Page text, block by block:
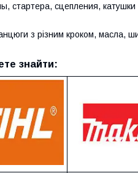
стартера, сцепления, катушки
з різним кроком, масла,
знайти: